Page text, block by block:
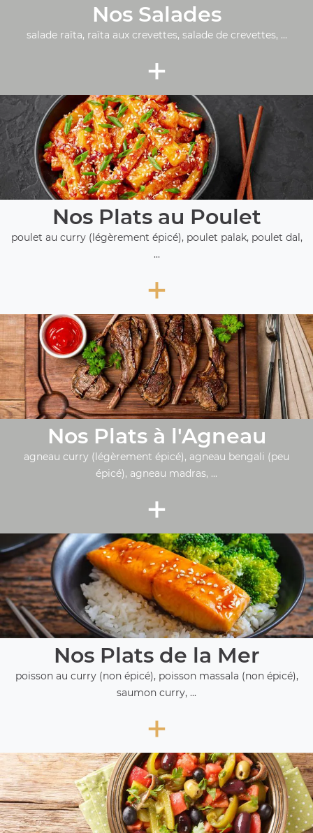
Nos Salades
salade raïta, raïta aux crevettes, salade de crevettes, ...
+
Nos Plats au Poulet
poulet au curry (légèrement épicé), poulet palak, poulet dal,
...
+
Nos Plats à l'Agneau
agneau curry (légèrement épicé), agneau bengali (peu
épicé), agneau madras, ...
+
Nos Plats de la Mer
poisson au curry (non épicé), poisson massala (non épicé),
saumon curry, ...
+